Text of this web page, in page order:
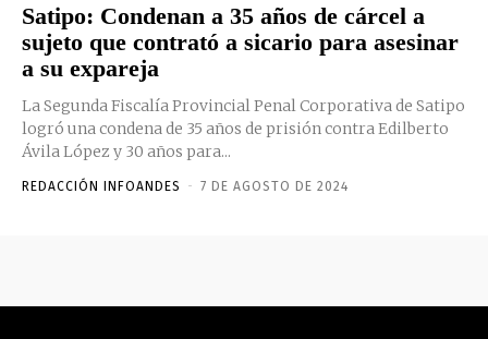
Satipo: Condenan a 35 años de cárcel a
sujeto que contrató a sicario para asesinar
a su expareja
La Segunda Fiscalía Provincial Penal Corporativa de Satipo
logró una condena de 35 años de prisión contra Edilberto
Ávila López y 30 años para...
REDACCIÓN INFOANDES - 7 DE AGOSTO DE 2024